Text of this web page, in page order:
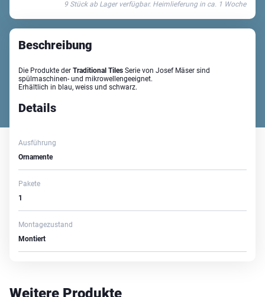
Schüssel
Menge
9 Stück ab Lager verfügbar. Heimlieferung in ca. 1 Woche
Beschreibung
Die Produkte der Traditional Tiles Serie von Josef Mäser sind
spülmaschinen- und mikrowellengeeignet.
Erhältlich in blau, weiss und schwarz.
Details
Ausführung
Ornamente
Pakete
1
Montagezustand
Montiert
Weitere Produkte